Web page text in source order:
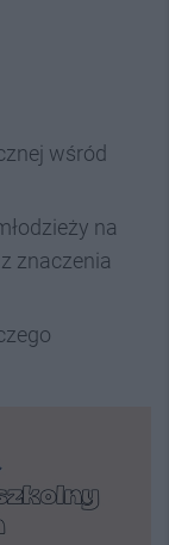
wśród
na
znaczenia